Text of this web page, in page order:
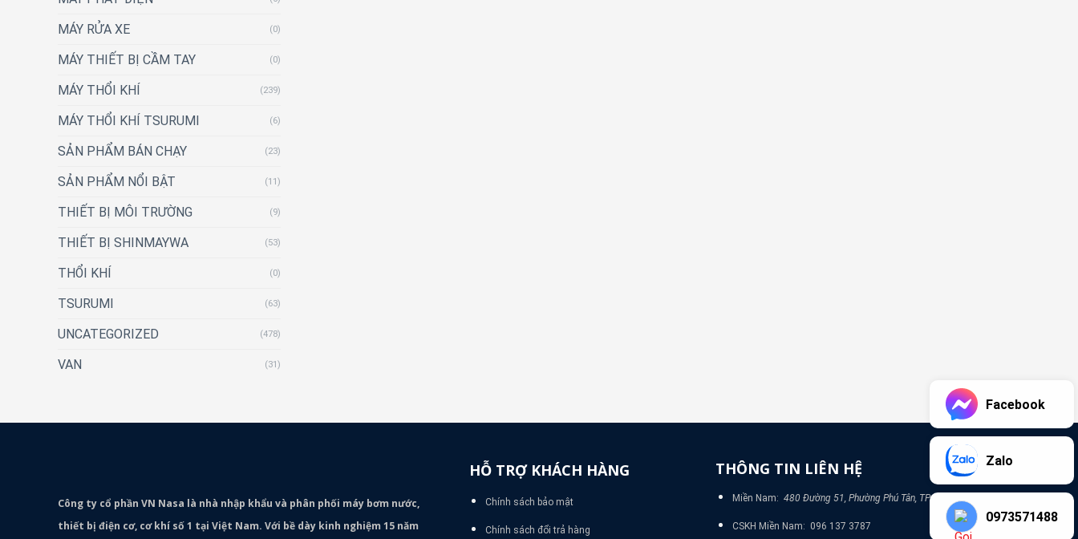
MÁY RỬA XE (0)
MÁY THIẾT BỊ CẦM TAY (0)
MÁY THỔI KHÍ (239)
MÁY THỔI KHÍ TSURUMI (6)
SẢN PHẨM BÁN CHẠY (23)
SẢN PHẨM NỔI BẬT (11)
THIẾT BỊ MÔI TRƯỜNG (9)
THIẾT BỊ SHINMAYWA (53)
THỔI KHÍ (0)
TSURUMI (63)
UNCATEGORIZED (478)
VAN (31)
Công ty cổ phần VN Nasa là nhà nhập khẩu và phân phối máy bơm nước,
thiết bị điện cơ, cơ khí số 1 tại Việt Nam. Với bề dày kinh nghiệm 15 năm
HỖ TRỢ KHÁCH HÀNG
Chính sách bảo mật
Chính sách đổi trả hàng
THÔNG TIN LIÊN HỆ
Miền Nam: 480 Đường 51, Phường Phú Tân, TP Bình Dương
CSKH Miền Nam: 096 137 3787
Facebook
Zalo
0973571488